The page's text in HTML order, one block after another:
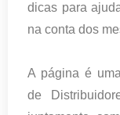
dicas para
na conta dos
A página é
de